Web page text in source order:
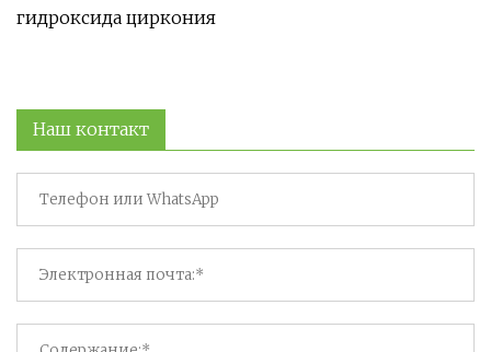
гидроксида циркония
Наш контакт